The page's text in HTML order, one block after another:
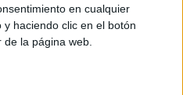
en cualquier
haciendo clic en el botón
de la página web.
presencia a cambio
el ruido de los conflictos
los abusos— se